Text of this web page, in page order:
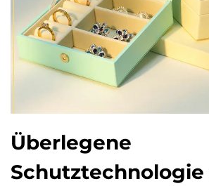
Überlegene
Schutztechnologie